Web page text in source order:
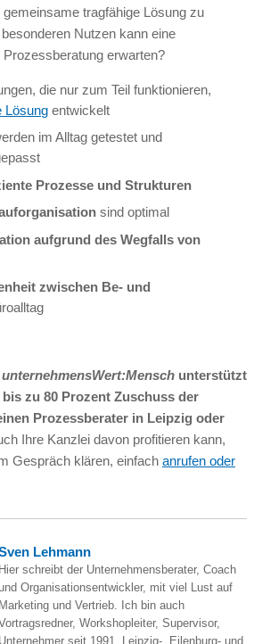
tragfähige Lösung zu
Nutzen kann eine
erwarten?
die nur zum Teil funktionieren,
Lösung entwickelt
im Alltag getestet und
Prozesse und Strukturen
sind optimal
aufgrund des Wegfalls von
zwischen Be- und
unternehmensWert:Menschunterstützt
zu 80 Prozent Zuschuss der
Prozessberater in Leipzig oder
Ihre Kanzlei davon profitieren kann,
Gespräch klären, einfach anrufen oder
Lehmann
Hier schreibt der Unternehmensberater, Coach
Organisationsentwickler, mit viel Lust auf
Marketing und Vertrieb. Ich bin auch
Workshopleiter, Supervisor,
Unternehmer seit 1991, Leipzig-, Eilenburg- und